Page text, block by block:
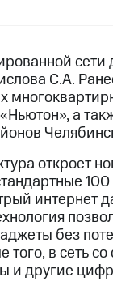
С.А.
а
откроет
интернет
без
в сеть
и другие